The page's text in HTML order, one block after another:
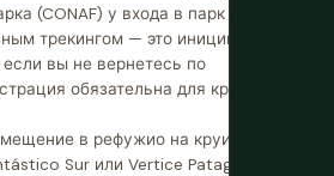
(CONAF) у входа в парк перед
трекингом — это инициирует
если вы не вернетесь по
обязательна для круизов
в рефужио на круизе W
Sur или Vertice Patagonia